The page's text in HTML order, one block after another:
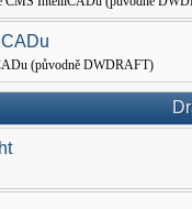
(původně DWDRAFT)